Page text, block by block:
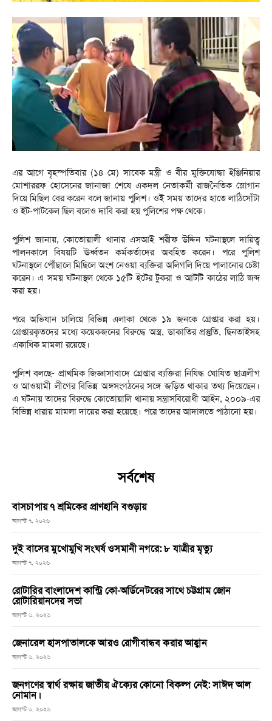
এর আগে বৃহস্পতিবার (১৪ মে) সাবেক মন্ত্রী ও বীর মুক্তিযোদ্ধা ইঞ্জিনিয়ার
মোশাররফ হোসেনের জানাজা শেষে একদল নেতাকর্মী রাজনৈতিক স্লোগান
দিয়ে মিছিল বের করেন বলে জানায় পুলিশ। ওই সময় তাদের হাতে লাঠিসোঁটা
ও ইট-পাটকেল ছিল বলেও দাবি করা হয় পুলিশের পক্ষ থেকে।
পুলিশ জানায়, কোতোয়ালী থানার এসআই শরীফ উদ্দিন ঘটনাস্থলে দায়িত্ব
পালনকালে বিষয়টি ঊর্ধ্বতন কর্মকর্তাদের অবহিত করেন। পরে পুলিশ
ঘটনাস্থলে পৌঁছালে মিছিলে অংশ নেওয়া ব্যক্তিরা অলিগলি দিয়ে পালানোর চেষ্টা
করেন। এ সময় ঘটনাস্থল থেকে ১৫টি ইটের টুকরা ও আটটি কাঠের লাঠি জব্দ
করা হয়।
পরে অভিযান চালিয়ে বিভিন্ন এলাকা থেকে ১৯ জনকে গ্রেপ্তার করা হয়।
গ্রেপ্তারকৃতদের মধ্যে কয়েকজনের বিরুদ্ধে অস্ত্র, ডাকাতির প্রস্তুতি, ছিনতাইসহ
একাধিক মামলা রয়েছে।
পুলিশ বলছে- প্রাথমিক জিজ্ঞাসাবাদে গ্রেপ্তার ব্যক্তিরা নিষিদ্ধ ঘোষিত ছাত্রলীগ
ও আওয়ামী লীগের বিভিন্ন অঙ্গসংগঠনের সঙ্গে জড়িত থাকার তথ্য দিয়েছেন।
এ ঘটনায় তাদের বিরুদ্ধে কোতোয়ালি থানায় সন্ত্রাসবিরোধী আইন, ২০০৯-এর
বিভিন্ন ধারায় মামলা দায়ের করা হয়েছে। পরে তাদের আদালতে পাঠানো হয়।
সর্বশেষ
বাসচাপায় ৭ শ্রমিকের প্রাণহানি বগুড়ায়
আগস্ট ৭, ২০২৬
দুই বাসের মুখোমুখি সংঘর্ষ ওসমানী নগরে: ৮ যাত্রীর মৃত্যু
আগস্ট ৭, ২০২৬
রোটারির বাংলাদেশ কান্ট্রি কো-অর্ডিনেটরের সাথে চট্টগ্রাম জোন
রোটারিয়ানদের সভা
আগস্ট ৬, ২০২৬
জেনারেল হাসপাতালকে আরও রোগীবান্ধব করার আহ্বান
আগস্ট ৬, ২০২৬
জনগণের স্বার্থ রক্ষায় জাতীয় ঐক্যের কোনো বিকল্প নেই: সাঈদ আল
নোমান।
আগস্ট ৬, ২০২৬